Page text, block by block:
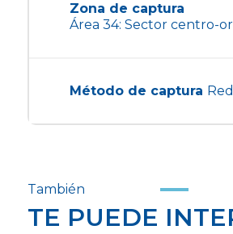
Zona de captura
Área 34: Sector centro-
Método de captura
También
TE PUEDE